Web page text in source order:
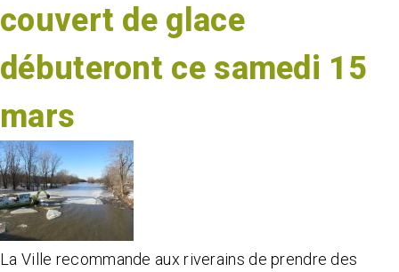
couvert de glace
débuteront ce samedi 15
mars
La Ville recommande aux riverains de prendre des